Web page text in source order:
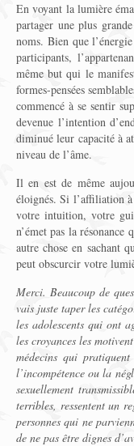
En voyant la lumière
partager une plus
noms. Bien que
participants,
même but qui le
formes-pensées
commencé à se sentir
devenue l’intention
diminué leur capacité à
niveau de l’âme.
Il en est de même
éloignés. Si l’affiliation
votre intuition, votre
n’émet pas la
autre chose en sachant
peut obscurcir votre
Merci. Beaucoup de
vais juste taper les
les adolescents qui ont
les croyances les
médecins qui
l’incompétence ou la
sexuellement
terribles, ressentent un
personnes qui ne
de ne pas être dignes